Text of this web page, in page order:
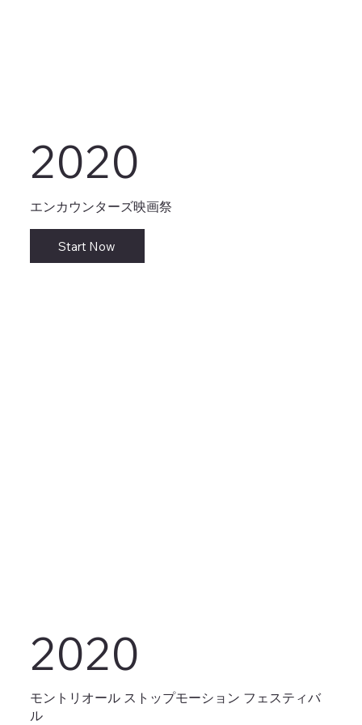
2020
エンカウンターズ映画祭
Start Now
2020
モントリオール ストップモーション フェスティバ
ル